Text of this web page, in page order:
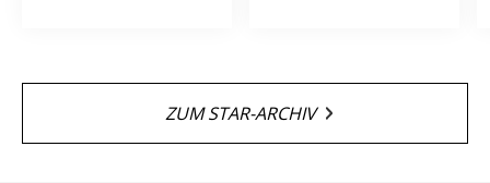
ZUM STAR-ARCHIV